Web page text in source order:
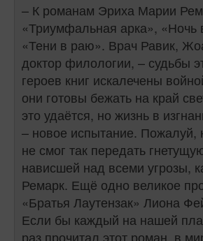
– К романам Эриха Марии
«Триумфальная арка», «Ночь
«Тени в раю». Врач Равик,
доктор филологии, – судьбы
героев книг искалечены
они готовы бежать на край
это удаётся, но жизнь в
– новое испытание. Пожалуй,
не смог так передать
нависшей над всеми угрозы,
Ремарк. Ещё одно великое
«Братья Лаутензак» Лиона
Если бы каждый на нашей
раз прочитал этот роман, в